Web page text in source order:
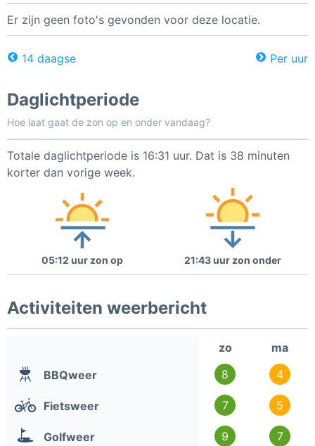
Er zijn geen foto's gevonden voor deze locatie.
14 daagse Per uur
Daglichtperiode
Hoe laat gaat de zon op en onder vandaag?
Totale daglichtperiode is 16:31 uur. Dat is 38 minuten
korter dan vorige week.
05:12 uur zon op 21:43 uur zon onder
Activiteiten weerbericht
zo
ma
BBQweer
8 4
Fietsweer 7 5
Golfweer 9 7